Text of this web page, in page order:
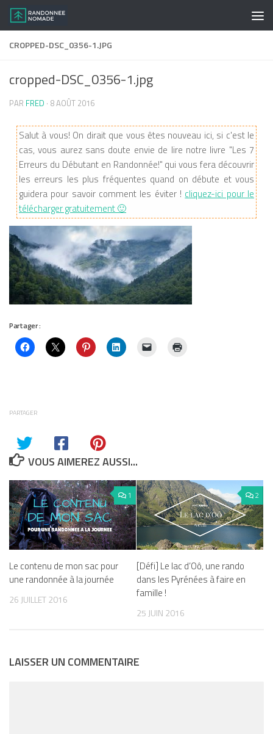
Skip to content
CROPPED-DSC_0356-1.JPG
cropped-DSC_0356-1.jpg
PAR FRED · 8 AOÛT 2016
Salut à vous! On dirait que vous êtes nouveau ici, si c'est le
cas, vous aurez sans doute envie de lire notre livre "Les 7
Erreurs du Débutant en Randonnée!" qui vous fera découvrir
les erreurs les plus fréquentes quand on débute et vous
guidera pour savoir comment les éviter ! cliquez-ici pour le
télécharger gratuitement 🙂
Partager :
PARTAGER
VOUS AIMEREZ AUSSI...
1
Le contenu de mon sac pour
une randonnée à la journée
26 JUILLET 2016
2
[Défi] Le lac d’Oô, une rando
dans les Pyrénées à faire en
famille !
25 JUIN 2016
LAISSER UN COMMENTAIRE